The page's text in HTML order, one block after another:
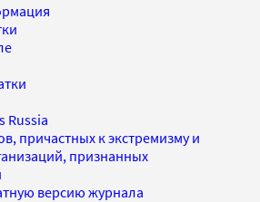
Russia
причастных к экстремизму и
признанных
версию журнала